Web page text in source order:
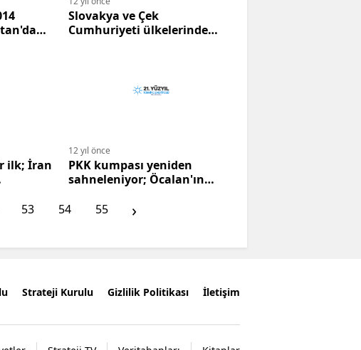
Slovakya ve Çek
Cumhuriyeti ülkelerinde
ilk; İran
12 yıl önce
PKK kumpası yeniden
sahneleniy​or; Öcalan'ın
adam rolü parlatılıy​or
53 54 55 ›
Strateji Kurulu Gizlilik Politikası İletişim